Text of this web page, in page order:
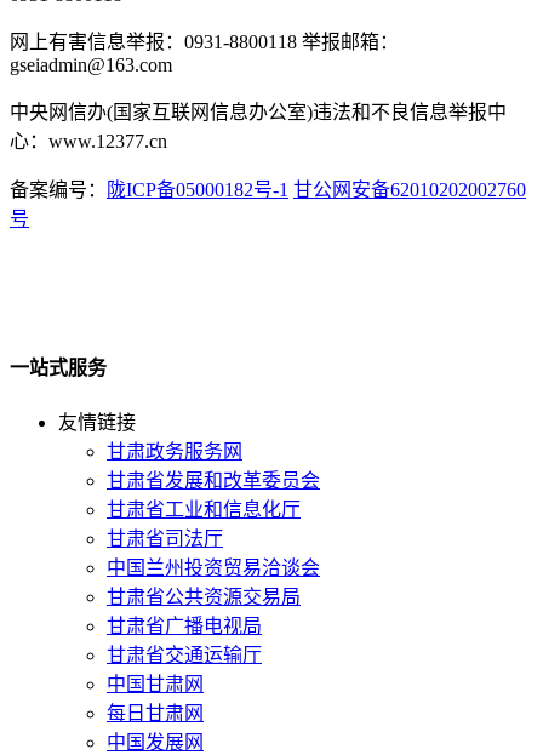
网上有害信息举报：0931-8800118 举报邮箱：
gseiadmin@163.com
中央网信办(国家互联网信息办公室)违法和不良信息举报中
心：www.12377.cn
备案编号： 陇ICP备05000182号-1 甘公网安备62010202002760
号
一站式服务
友情链接
甘肃政务服务网
甘肃省发展和改革委员会
甘肃省工业和信息化厅
甘肃省司法厅
中国兰州投资贸易洽谈会
甘肃省公共资源交易局
甘肃省广播电视局
甘肃省交通运输厅
中国甘肃网
每日甘肃网
中国发展网